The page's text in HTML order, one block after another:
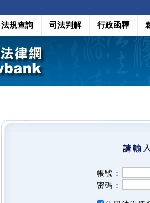
法規查詢 司法判解 行政函釋
帳號：
密碼：